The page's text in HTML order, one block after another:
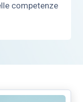
competenze